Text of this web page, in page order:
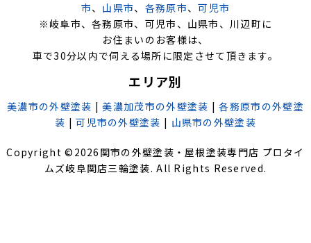
市、 山県市、 各務原市、可児市
※岐阜市、各務原市、可児市、山県市、川辺町に
お住まいのお客様は、
車で30分以内で伺える場所に限定させて頂きます。
エリア別
美濃市の外壁塗装 |美濃加茂市の外壁塗装 |各務原市の外壁塗
装 |可児市の外壁塗装 | 山県市の外壁塗装
Copyright © 2026 関市の外壁塗装・屋根塗装専門店 プロタイ
ムズ岐阜関店三輪塗装. All Rights Reserved.